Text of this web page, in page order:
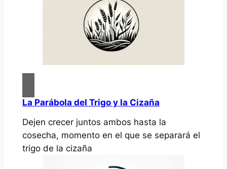
La Parábola del Trigo y la Cizaña
Dejen crecer juntos ambos hasta la
cosecha, momento en el que se separará el
trigo de la cizaña